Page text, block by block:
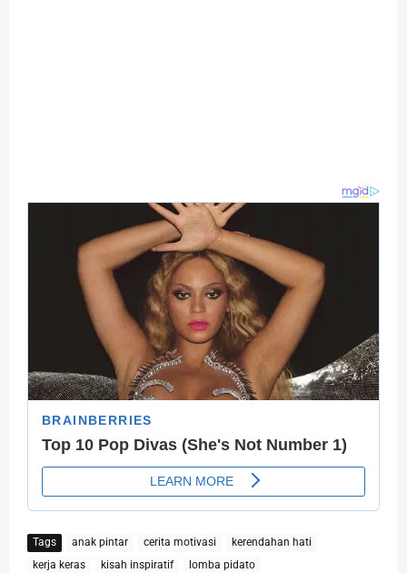
Tags anak pintar cerita motivasi
kerendahan hati
kerja keras
kisah inspiratif lomba pidato